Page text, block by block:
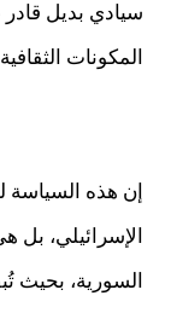
سيادي بديل
المكونات
إن هذه
الإسرائيلي، بل
السورية، بحيث